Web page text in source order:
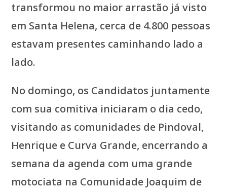
transformou no maior arrastão já visto
em Santa Helena, cerca de 4.800 pessoas
estavam presentes caminhando lado a
lado.
No domingo, os Candidatos juntamente
com sua comitiva iniciaram o dia cedo,
visitando as comunidades de Pindoval,
Henrique e Curva Grande, encerrando a
semana da agenda com uma grande
motociata na Comunidade Joaquim de